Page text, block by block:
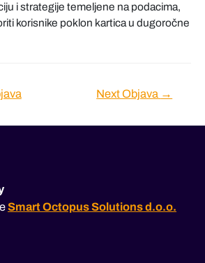
i strategije temeljene na podacima,
korisnike poklon kartica u dugoročne
Next Objava →
Smart Octopus Solutions d.o.o.